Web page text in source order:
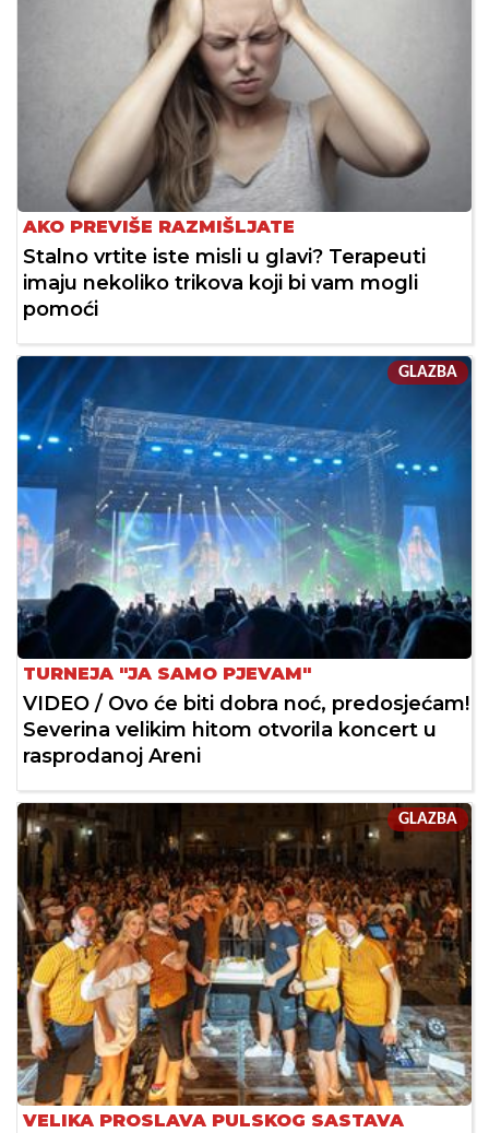
AKO PREVIŠE RAZMIŠLJATE
Stalno vrtite iste misli u glavi? Terapeuti
imaju nekoliko trikova koji bi vam mogli
pomoći
GLAZBA
TURNEJA "JA SAMO PJEVAM"
VIDEO / Ovo će biti dobra noć, predosjećam!
Severina velikim hitom otvorila koncert u
rasprodanoj Areni
GLAZBA
VELIKA PROSLAVA PULSKOG SASTAVA